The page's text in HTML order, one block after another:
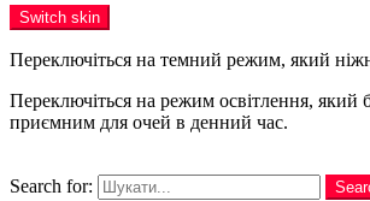
Switch skin
Переключіться на темний режим, який
Переключіться на режим освітлення, який
приємним для очей в денний час.
Search for: